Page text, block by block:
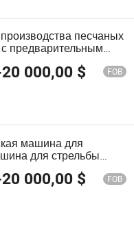
песчаных
предварительным
коробка для
20 000,00 $ FOB
машина для
для стрельбы
20 000,00 $ FOB